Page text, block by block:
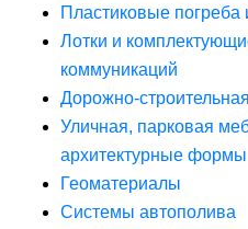
Пластиковые погреба
Лотки и
коммуникаций
Дорожно-
Уличная, парковая
архитектурные формы
Геоматериалы
Системы автополива